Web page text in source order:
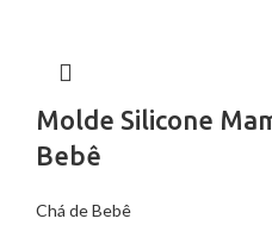
Molde Silicone
Bebê
Chá de Bebê